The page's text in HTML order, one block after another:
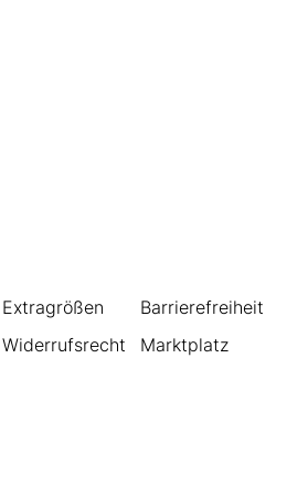
Extragrößen
Widerrufsrecht
Barrierefreiheit
Marktplatz